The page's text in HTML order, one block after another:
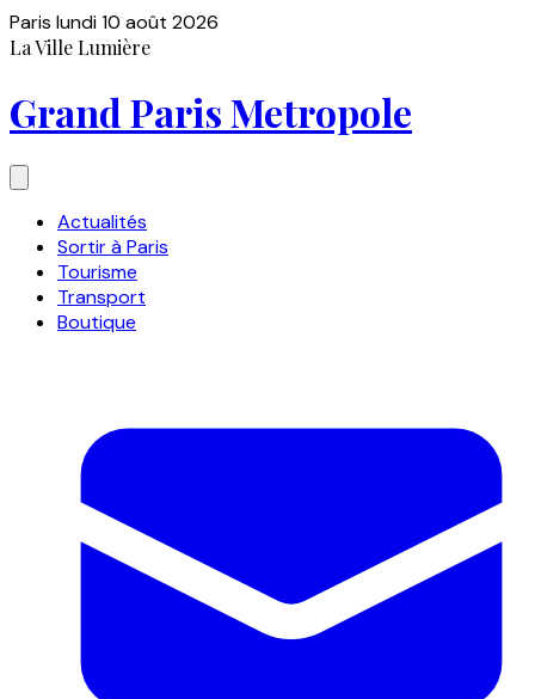
Paris lundi 10 août 2026
La Ville Lumière
Grand Paris Metropole
Actualités
Sortir à Paris
Tourisme
Transport
Boutique